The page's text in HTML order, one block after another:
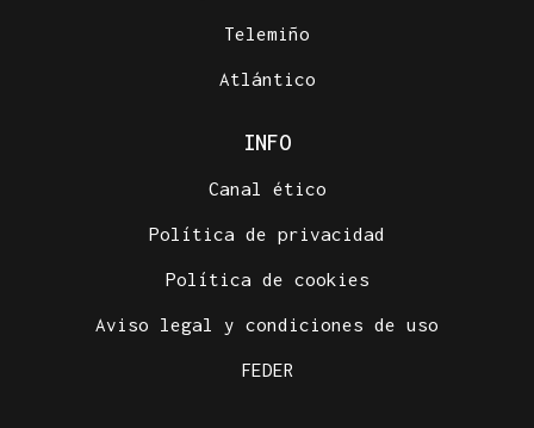
Telemiño
Atlántico
INFO
Canal ético
Política de privacidad
Política de cookies
Aviso legal y condiciones de uso
FEDER